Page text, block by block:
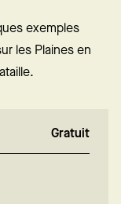
exemples
les Plaines en
Gratuit